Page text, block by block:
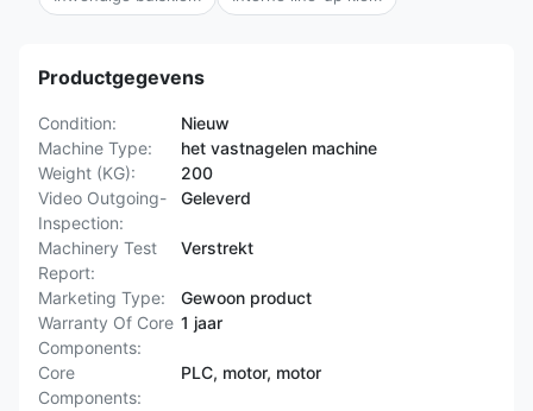
Productgegevens
Condition:
Nieuw
Machine Type:
het vastnagelen machine
Weight (KG):
200
Video Outgoing-
Inspection:
Geleverd
Machinery Test
Report:
Verstrekt
Marketing Type:
Gewoon product
Warranty Of Core
Components:
1 jaar
Core
Components:
PLC, motor, motor